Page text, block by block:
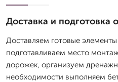
Доставка и подготовка
Доставляем готовые
подготавливаем место
дорожек, организуем
необходимости выполняем